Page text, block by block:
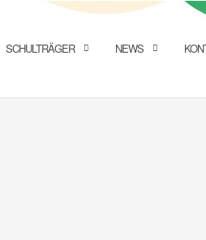
SCHULTRÄGER NEWS